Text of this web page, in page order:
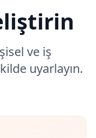
ve iş
uyarlayın.